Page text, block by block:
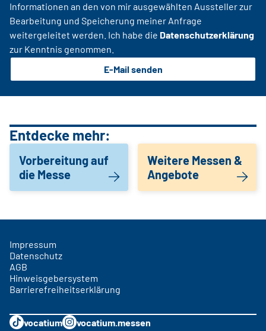
Informationen an den von mir ausgewählten Aussteller zur
Bearbeitung und Speicherung meiner Anfrage
weitergeleitet werden. Ich habe die Datenschutzerklärung
zur Kenntnis genommen.
E-Mail senden
Entdecke mehr:
Vorbereitung auf
die Messe
Weitere Messen &
Angebote
Impressum
Datenschutz
AGB
Hinweisgebersystem
Barrierefreiheitserklärung
vocatium
vocatium.messen